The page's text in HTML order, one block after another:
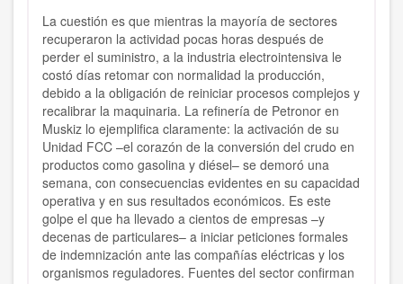
La cuestión es que mientras la mayoría de sectores
recuperaron la actividad pocas horas después de
perder el suministro, a la industria electrointensiva le
costó días retomar con normalidad la producción,
debido a la obligación de reiniciar procesos complejos y
recalibrar la maquinaria. La refinería de Petronor en
Muskiz lo ejemplifica claramente: la activación de su
Unidad FCC –el corazón de la conversión del crudo en
productos como gasolina y diésel– se demoró una
semana, con consecuencias evidentes en su capacidad
operativa y en sus resultados económicos. Es este
golpe el que ha llevado a cientos de empresas –y
decenas de particulares– a iniciar peticiones formales
de indemnización ante las compañías eléctricas y los
organismos reguladores. Fuentes del sector confirman